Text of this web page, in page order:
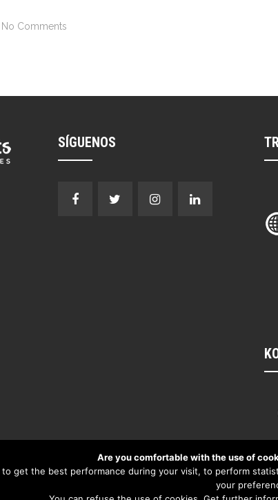
No Comments
SÍGUENOS
Are you comfortable with the use of
get the best performance during your visit, to perform
your